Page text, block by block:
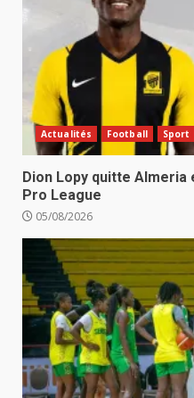
Actualités Football Sport
Dion Lopy quitte
Pro League
05/08/2026